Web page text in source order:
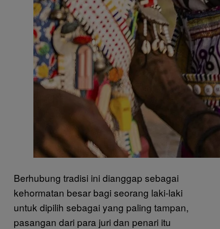
Berhubung tradisi ini dianggap sebagai
kehormatan besar bagi seorang laki-laki
untuk dipilih sebagai yang paling tampan,
pasangan dari para juri dan penari itu